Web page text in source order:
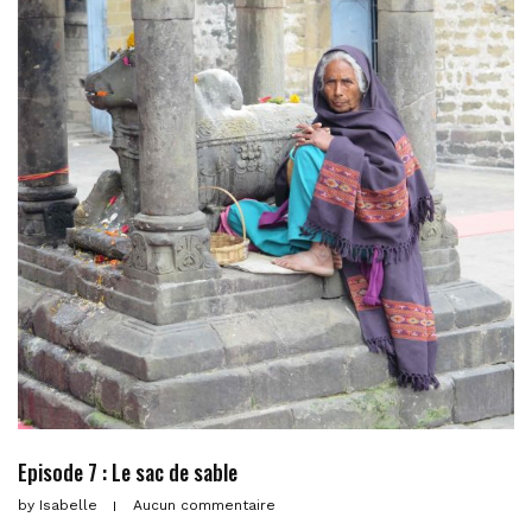
Episode 7 : Le sac de sable
by Isabelle Aucun commentaire